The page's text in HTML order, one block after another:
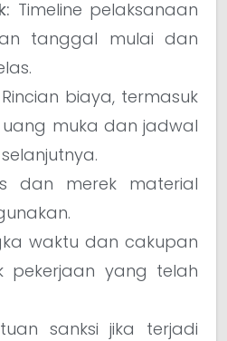
Timeline pelaksanaan
tanggal mulai dan
Rincian biaya, termasuk
muka dan jadwal
dan merek material
waktu dan cakupan
pekerjaan yang telah
sanksi jika terjadi